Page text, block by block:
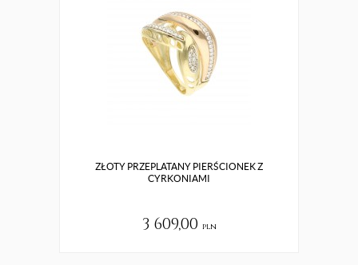
ZŁOTY PRZEPLATANY PIERŚCIONEK Z
CYRKONIAMI
3 609,00 pln